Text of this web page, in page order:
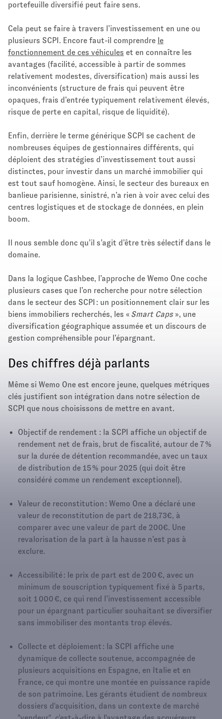
portefeuille diversifié peut faire sens.
Cela peut se faire à travers l’investissement en une ou
plusieurs SCPI. Encore faut-il comprendre le
fonctionnement de ces véhicules et en connaître les
avantages (facilité, accessible à partir de sommes
relativement modestes, diversification) mais aussi les
inconvénients (structure de frais qui peuvent être
opaques, frais d’entrée typiquement relativement élevés,
risque de perte en capital, risque de liquidité).
Enfin, derrière le terme générique SCPI se cachent de
nombreuses équipes de gestionnaires différents, qui
déploient des stratégies d’investissement tout aussi
distinctes, pour investir dans un marché immobilier qui
est tout sauf homogène. Ainsi, le secteur des bureaux en
banlieue parisienne, sinistré, n’a rien à voir avec celui des
centres logistiques et de stockage de données, en plein
boom.
Il nous semble donc qu’il s’agit d’être très sélectif dans le
domaine.
Dans la logique Cashbee, l’approche de Wemo One coche
plusieurs cases que l’on recherche pour notre sélection
dans le secteur des SCPI : un positionnement clair sur les
biens immobiliers recherchés, les « Smart Caps», une
diversification géographique assumée et un discours de
gestion compréhensible pour l’épargnant.​
Des chiffres déjà parlants
Même si Wemo One est encore jeune, quelques métriques
clés justifient son intégration dans notre sélection de
SCPI que nous choisissons de mettre en avant.​
Objectif de rendement : la SCPI affiche un objectif de
rendement net de frais, brut de fiscalité, autour de 7 %
sur la durée de détention recommandée, avec un taux
de distribution de 15 % pour 2025 (qui doit être
considéré comme un rendement exceptionnel).​
Valeur de reconstitution : Wemo One a déclaré une
valeur de reconstitution de part de 218,73€, à
comparer avec une valeur de part de 200€. Une
revalorisation de la part à la hausse n’est pas à
exclure.
Accessibilité : le prix de part est de 200 €, avec un
minimum de souscription typiquement fixé à 5 parts,
soit 1 000 €, ce qui rend l’investissement accessible
pour un épargnant particulier souhaitant se diversifier
sans immobiliser des montants trop élevés.​
Collecte et déploiement : la SCPI affiche une
dynamique de collecte soutenue, accompagnée de
plusieurs acquisitions en Espagne, en Italie et en
France, ce qui montre une montée en puissance rapide
de son patrimoine.​ Les gérants étudient de nombreux
dossiers d'acquisition, dans un contexte de marché